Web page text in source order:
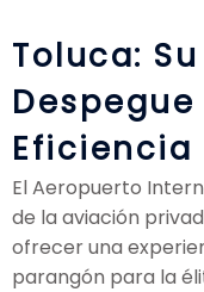
Toluca:
Eficiencia
El Aeropuerto
de la aviación
ofrecer una
parangón para la